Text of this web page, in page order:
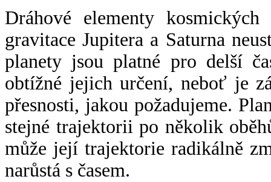
Dráhové elementy
gravitace Jupitera a Saturna
planety jsou platné pro delší
obtížné jejich určení, neboť je
přesnosti, jakou požadujeme.
stejné trajektorii po několik
může její trajektorie radikálně
narůstá s časem.